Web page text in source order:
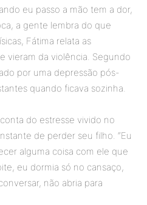
eu passo a mão tem a dor,
a gente lembra do que
Fátima relata as
vieram da violência. Segundo
por uma depressão pós-
quando ficava sozinha.
do estresse vivido no
de perder seu filho. “Eu
alguma coisa com ele que
eu dormia só no cansaço,
não abria para